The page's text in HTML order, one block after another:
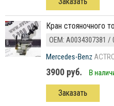
кран стояночного
ОЕМ: A0034307381 /
Mercedes-Benz
3900 руб. В
Заказать